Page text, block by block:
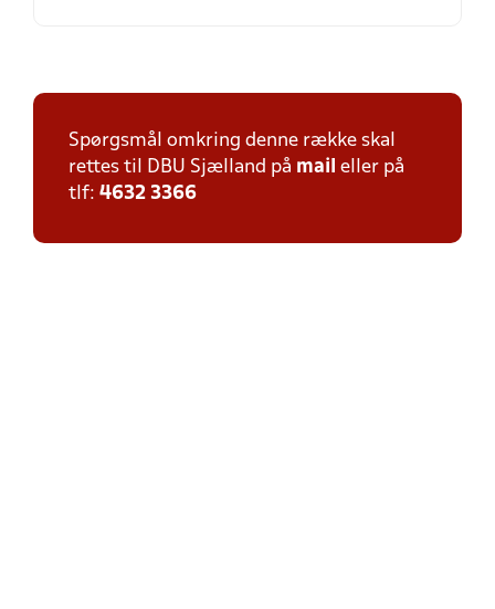
Spørgsmål omkring denne række skal
rettes til DBU Sjælland på mail eller på
tlf: 4632 3366